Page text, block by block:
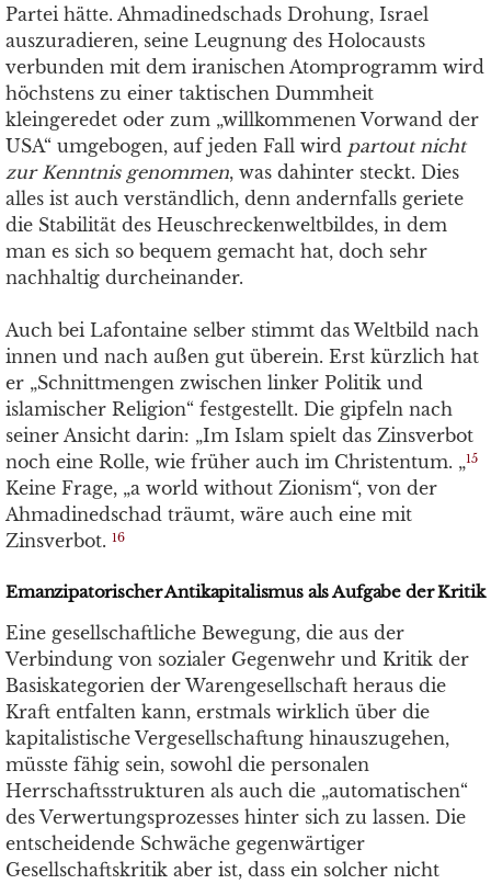
Partei hätte. Ahmadinedschads Drohung, Israel
auszuradieren, seine Leugnung des Holocausts
verbunden mit dem iranischen Atomprogramm wird
höchstens zu einer taktischen Dummheit
kleingeredet oder zum „willkommenen Vorwand der
USA“ umgebogen, auf jeden Fall wird partout nicht
zur Kenntnis genommen, was dahinter steckt. Dies
alles ist auch verständlich, denn andernfalls geriete
die Stabilität des Heuschreckenweltbildes, in dem
man es sich so bequem gemacht hat, doch sehr
nachhaltig durcheinander.
Auch bei Lafontaine selber stimmt das Weltbild nach
innen und nach außen gut überein. Erst kürzlich hat
er „Schnittmengen zwischen linker Politik und
islamischer Religion“ festgestellt. Die gipfeln nach
seiner Ansicht darin: „Im Islam spielt das Zinsverbot
noch eine Rolle, wie früher auch im Christentum. „15
Keine Frage, „a world without Zionism“, von der
Ahmadinedschad träumt, wäre auch eine mit
Zinsverbot. 16
Emanzipatorischer Antikapitalismus als Aufgabe der Kritik
Eine gesellschaftliche Bewegung, die aus der
Verbindung von sozialer Gegenwehr und Kritik der
Basiskategorien der Warengesellschaft heraus die
Kraft entfalten kann, erstmals wirklich über die
kapitalistische Vergesellschaftung hinauszugehen,
müsste fähig sein, sowohl die personalen
Herrschaftsstrukturen als auch die „automatischen“
des Verwertungsprozesses hinter sich zu lassen. Die
entscheidende Schwäche gegenwärtiger
Gesellschaftskritik aber ist, dass ein solcher nicht